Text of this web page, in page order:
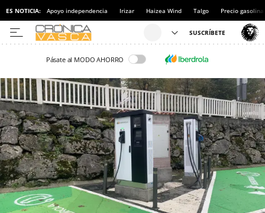
ES NOTICIA: Apoyo independencia Irizar Haizea Wind Talgo Precio gasolina
Pásate al MODO AHORRO